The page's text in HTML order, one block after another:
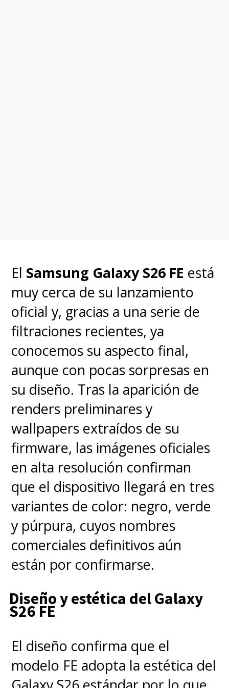
A19 Pro, con 12 GB de RAM y
almacenamiento desde 128 GB
hasta 1 TB. Mantiene la
pantalla de 6.3 pulgadas
suma un sistema de cámaras
triple de 48 MP (principal, ultra
gran angular y teleobjetivo), con
grabación en 8K. La batería
alcanza los 3,700 mAh. Estará
disponible en blanco, negro, azul
y dorado, con un precio de
entrada de $1.116 USD,
equivalente a$1.037.000 CLP
iPhone 17 Pro Max
El modelo más avanzado de la
serie llega con unapantalla de
6.9 pulgadas
almacenamiento desde 256 GB
hasta 1 TB. Repite el sistema de
El Samsung Galaxy S26 FE está
muy cerca de su lanzamiento
oficial y, gracias a una serie de
filtraciones recientes, ya
conocemos su aspecto final,
aunque con pocas sorpresas en
su diseño. Tras la aparición de
renders preliminares y
wallpapers extraídos de su
firmware, las imágenes oficiales
en alta resolución confirman
que el dispositivo llegará en tres
variantes de color: negro, verde
y púrpura, cuyos nombres
comerciales definitivos aún
están por confirmarse.
Diseño y estética del Galaxy
S26 FE
El diseño confirma que el
modelo FE adopta la estética del